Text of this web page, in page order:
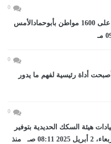
0
صحة الشرقية توقع الكشف على 1600 مواطن بأبوحمادالأمس
0
أداة رئيسية لفهم ما يدور
0
هيئة السكك الحديدية بتوفير
أماكن في رحلات...اليوم الأربعاء، 2 أبريل 2025 08:11 صـ منذ